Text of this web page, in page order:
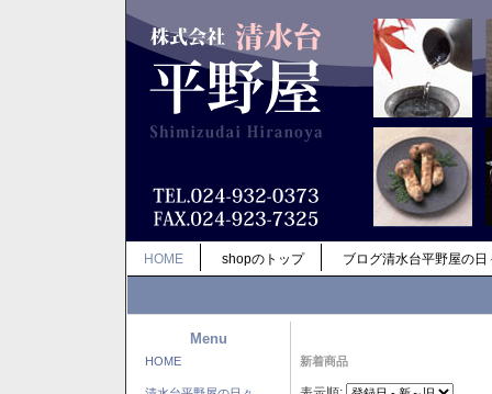
HOME shopのトップ ブログ清水台平野屋の日
Menu
HOME 新着商品